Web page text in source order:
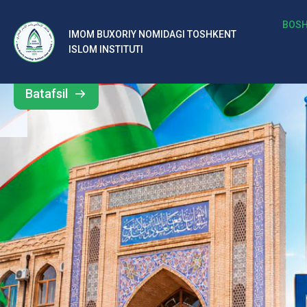
IMOM BUXORIY NOMIDAGI TOSHKENT
ISLOM INSTITUTI
b
al
ar
o‘
rt
a
si
d
Barcha
yangiliklar
Batafsil